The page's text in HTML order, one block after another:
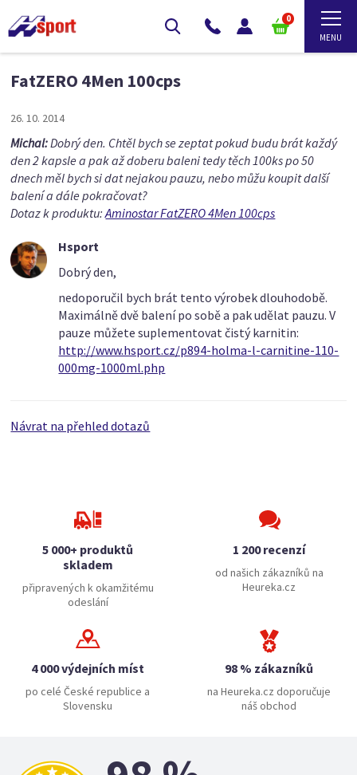
0
FatZERO 4Men 100cps
26. 10. 2014
Michal:Dobrý den. Chtěl bych se zeptat pokud budu brát každý
den 2 kapsle a pak až doberu baleni tedy těch 100ks po 50
dnech měl bych si dat nejakou pauzu, nebo můžu koupit další
balení a dále pokračovat?
Dotaz k produktu:Aminostar FatZERO 4Men 100cps
Hsport
Dobrý den,
nedoporučil bych brát tento výrobek dlouhodobě.
Maximálně dvě balení po sobě a pak udělat pauzu. V
pauze můžete suplementovat čistý karnitin:
http://www.hsport.cz/p894-holma-l-carnitine-110-
000mg-1000ml.php
Návrat na přehled dotazů
5 000+ produktů
skladem
připravených k okamžitému
odeslání
1 200 recenzí
od našich zákazníků na
Heureka.cz
4 000 výdejních míst
po celé České republice a
Slovensku
98 % zákazníků
na Heureka.cz doporučuje
náš obchod